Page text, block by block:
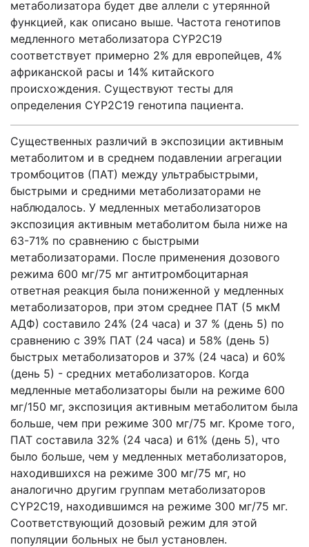
метаболизатора будет две аллели с утерянной
функцией, как описано выше. Частота генотипов
медленного метаболизатора CYP2С19
соответствует примерно 2% для европейцев, 4%
африканской расы и 14% китайского
происхождения. Существуют тесты для
определения CYP2С19 генотипа пациента.
Существенных различий в экспозиции активным
метаболитом и в среднем подавлении агрегации
тромбоцитов (ПАТ) между ультрабыстрыми,
быстрыми и средними метаболизаторами не
наблюдалось. У медленных метаболизаторов
экспозиция активным метаболитом была ниже на
63-71% по сравнению с быстрыми
метаболизаторами. После применения дозового
режима 600 мг/75 мг антитромбоцитарная
ответная реакция была пониженной у медленных
метаболизаторов, при этом среднее ПАТ (5 мкМ
АДФ) составило 24% (24 часа) и 37 % (день 5) по
сравнению с 39% ПАТ (24 часа) и 58% (день 5)
быстрых метаболизаторов и 37% (24 часа) и 60%
(день 5) - средних метаболизаторов. Когда
медленные метаболизаторы были на режиме 600
мг/150 мг, экспозиция активным метаболитом была
больше, чем при режиме 300 мг/75 мг. Кроме того,
ПАТ составила 32% (24 часа) и 61% (день 5), что
было больше, чем у медленных метаболизаторов,
находившихся на режиме 300 мг/75 мг, но
аналогично другим группам метаболизаторов
CYP2С19, находившимся на режиме 300 мг/75 мг.
Соответствующий дозовый режим для этой
популяции больных не был установлен.